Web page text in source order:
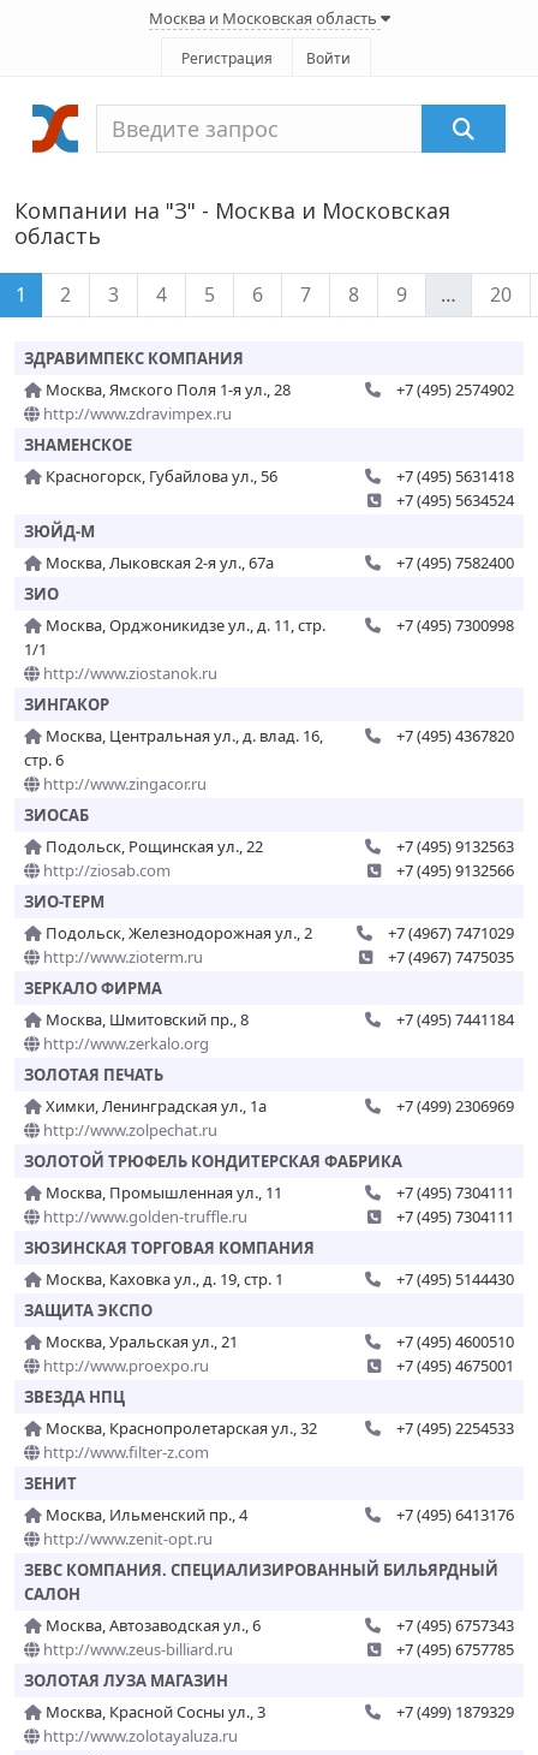
Москва и Московская область
Регистрация Войти
Компании на "З" - Москва и Московская
область
1 2 3 4 5 6 7 8 9 … 20
ЗДРАВИМПЕКС КОМПАНИЯ
Москва, Ямского Поля 1-я ул., 28
http://www.zdravimpex.ru
+7 (495) 2574902
ЗНАМЕНСКОЕ
Красногорск, Губайлова ул., 56
+7 (495) 5631418
+7 (495) 5634524
ЗЮЙД-М
Москва, Лыковская 2-я ул., 67а
+7 (495) 7582400
ЗИО
Москва, Орджоникидзе ул., д. 11, стр.
1/1
http://www.ziostanok.ru
+7 (495) 7300998
ЗИНГАКОР
Москва, Центральная ул., д. влад. 16,
стр. 6
http://www.zingacor.ru
+7 (495) 4367820
ЗИОСАБ
Подольск, Рощинская ул., 22
http://ziosab.com
+7 (495) 9132563
+7 (495) 9132566
ЗИО-ТЕРМ
Подольск, Железнодорожная ул., 2
http://www.zioterm.ru
+7 (4967) 7471029
+7 (4967) 7475035
ЗЕРКАЛО ФИРМА
Москва, Шмитовский пр., 8
http://www.zerkalo.org
+7 (495) 7441184
ЗОЛОТАЯ ПЕЧАТЬ
Химки, Ленинградская ул., 1а
http://www.zolpechat.ru
+7 (499) 2306969
ЗОЛОТОЙ ТРЮФЕЛЬ КОНДИТЕРСКАЯ ФАБРИКА
Москва, Промышленная ул., 11
http://www.golden-truffle.ru
+7 (495) 7304111
+7 (495) 7304111
ЗЮЗИНСКАЯ ТОРГОВАЯ КОМПАНИЯ
Москва, Каховка ул., д. 19, стр. 1
+7 (495) 5144430
ЗАЩИТА ЭКСПО
Москва, Уральская ул., 21
http://www.proexpo.ru
+7 (495) 4600510
+7 (495) 4675001
ЗВЕЗДА НПЦ
Москва, Краснопролетарская ул., 32
http://www.filter-z.com
+7 (495) 2254533
ЗЕНИТ
Москва, Ильменский пр., 4
http://www.zenit-opt.ru
+7 (495) 6413176
ЗЕВС КОМПАНИЯ. СПЕЦИАЛИЗИРОВАННЫЙ БИЛЬЯРДНЫЙ
САЛОН
Москва, Автозаводская ул., 6
http://www.zeus-billiard.ru
+7 (495) 6757343
+7 (495) 6757785
ЗОЛОТАЯ ЛУЗА МАГАЗИН
Москва, Красной Сосны ул., 3
http://www.zolotayaluza.ru
+7 (499) 1879329